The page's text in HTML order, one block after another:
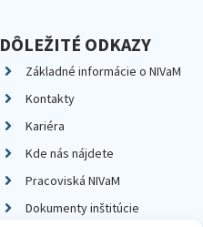
DÔLEŽITÉ ODKAZY
Základné informácie o NIVaM
Kontakty
Kariéra
Kde nás nájdete
Pracoviská NIVaM
Dokumenty inštitúcie